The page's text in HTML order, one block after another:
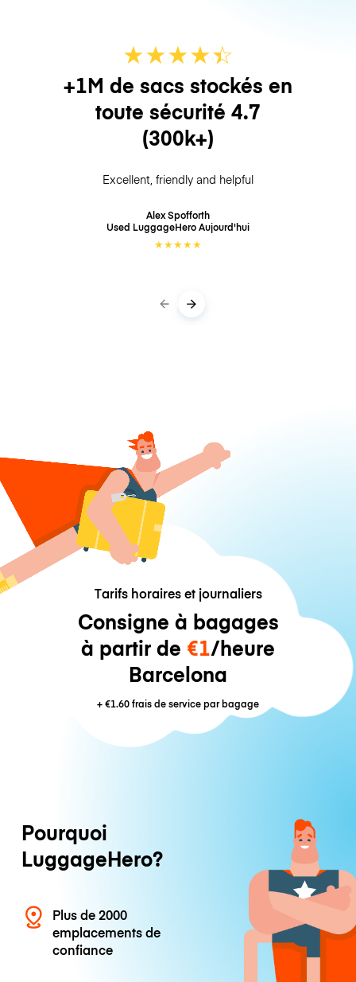
★★★★☆
★
+1M de sacs stockés en
toute sécurité 4.7
(300k+)
Excellent, friendly and helpful
Alex Spofforth
Used LuggageHeroAujourd'hui
★★★★★
Tarifs horaires et journaliers
Consigne à bagages
à partir de €1/heure
Barcelona
+€1.60frais de service par bagage
Pourquoi
LuggageHero?
Plus de 2000
emplacements de
confiance